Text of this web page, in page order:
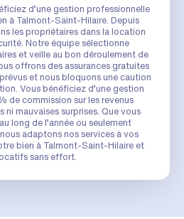
d’une gestion professionnelle
à Talmont-Saint-Hilaire. Depuis
les propriétaires dans la location
Notre équipe sélectionne
et veille au bon déroulement de
offrons des assurances gratuites
et nous bloquons une caution
Vous bénéficiez d’une gestion
de commission sur les revenus
ni mauvaises surprises. Que vous
long de l’année ou seulement
adaptons nos services à vos
bien à Talmont-Saint-Hilaire et
sans effort.